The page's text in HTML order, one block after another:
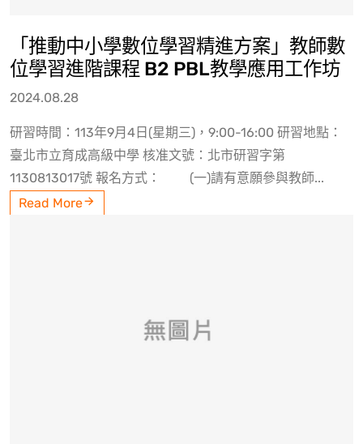
「推動中小學數位學習精進方案」教師數
位學習進階課程 B2 PBL教學應用工作坊
2024.08.28
研習時間：113年9月4日(星期三)，9:00-16:00 研習地點：
臺北市立育成高級中學 核准文號：北市研習字第
1130813017號 報名方式： (一)請有意願參與教師...
Read More